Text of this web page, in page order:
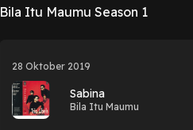
Bila Itu Maumu Season 1
28 Oktober 2019
Sabina
Bila Itu Maumu